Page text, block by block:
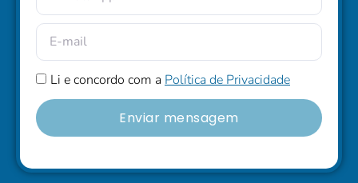
Li e concordo com a Política de Privacidade
Enviar mensagem